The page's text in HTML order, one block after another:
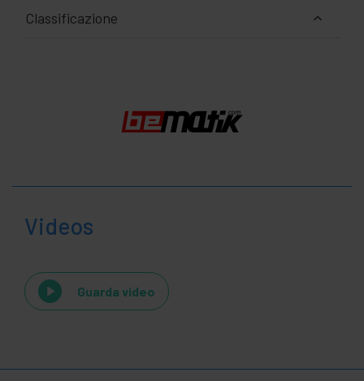
Classificazione
Videos
Guarda video